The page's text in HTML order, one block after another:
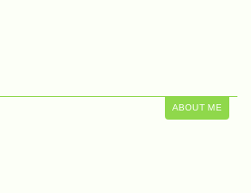
ABOUT ME